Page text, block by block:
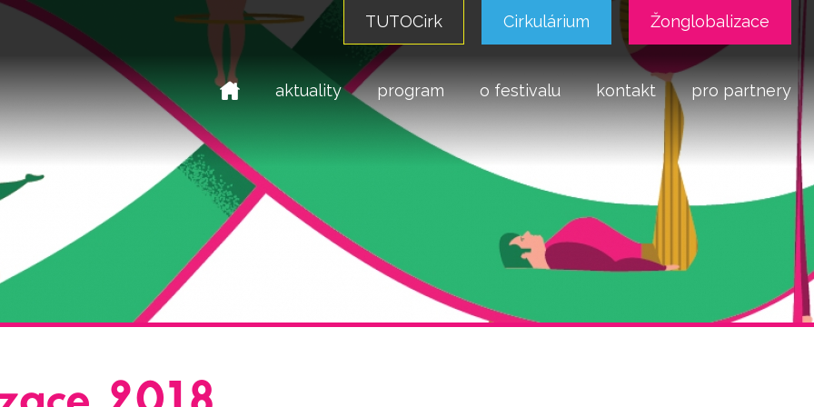
TUTOCirk Cirkulárium Žonglobalizace
domů aktuality program o festivalu kontakt pro partnery